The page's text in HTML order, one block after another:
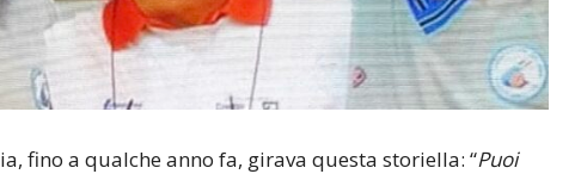
fino a qualche anno fa, girava questa storiella: “Puoi